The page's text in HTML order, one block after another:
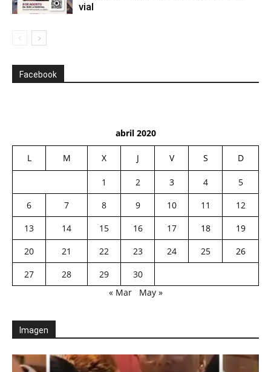
vial
Facebook
abril 2020
L M X J V S D
1 2 3 4
5
6
7 8 9 10 11
12
13
14 15 16 17 18
19
20
21 22 23 24 25
26
27
28 29
30
« Mar
May »
Imagen